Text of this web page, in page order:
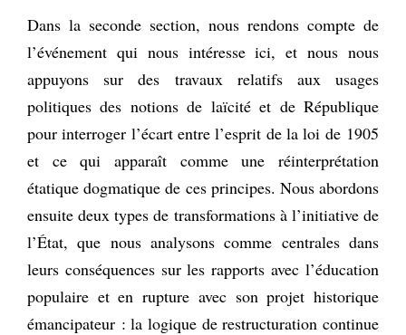
Dans la seconde section, nous rendons compte de
l’événement qui nous intéresse ici, et nous nous
appuyons sur des travaux relatifs aux usages
politiques des notions de laïcité et de République
pour interroger l’écart entre l’esprit de la loi de 1905
et ce qui apparaît comme une réinterprétation
étatique dogmatique de ces principes. Nous abordons
ensuite deux types de transformations à l’initiative de
l’État, que nous analysons comme centrales dans
leurs conséquences sur les rapports avec l’éducation
populaire et en rupture avec son projet historique
émancipateur : la logique de restructuration continue